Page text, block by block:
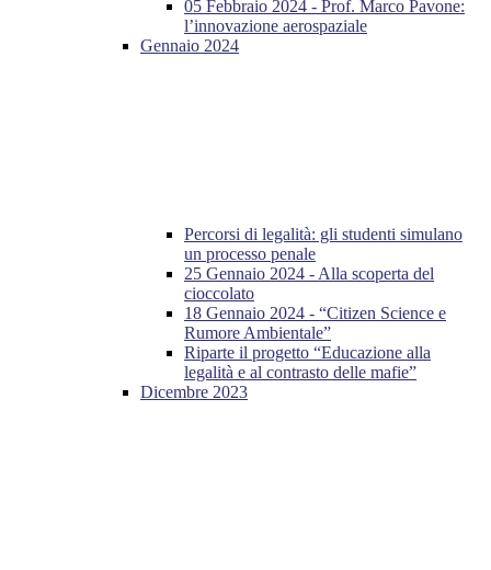
05 Febbraio 2024 - Prof. Marco Pavone:
l’innovazione aerospaziale
Gennaio 2024
Percorsi di legalità: gli studenti simulano
un processo penale
25 Gennaio 2024 - Alla scoperta del
cioccolato
18 Gennaio 2024 - “Citizen Science e
Rumore Ambientale”
Riparte il progetto “Educazione alla
legalità e al contrasto delle mafie”
Dicembre 2023